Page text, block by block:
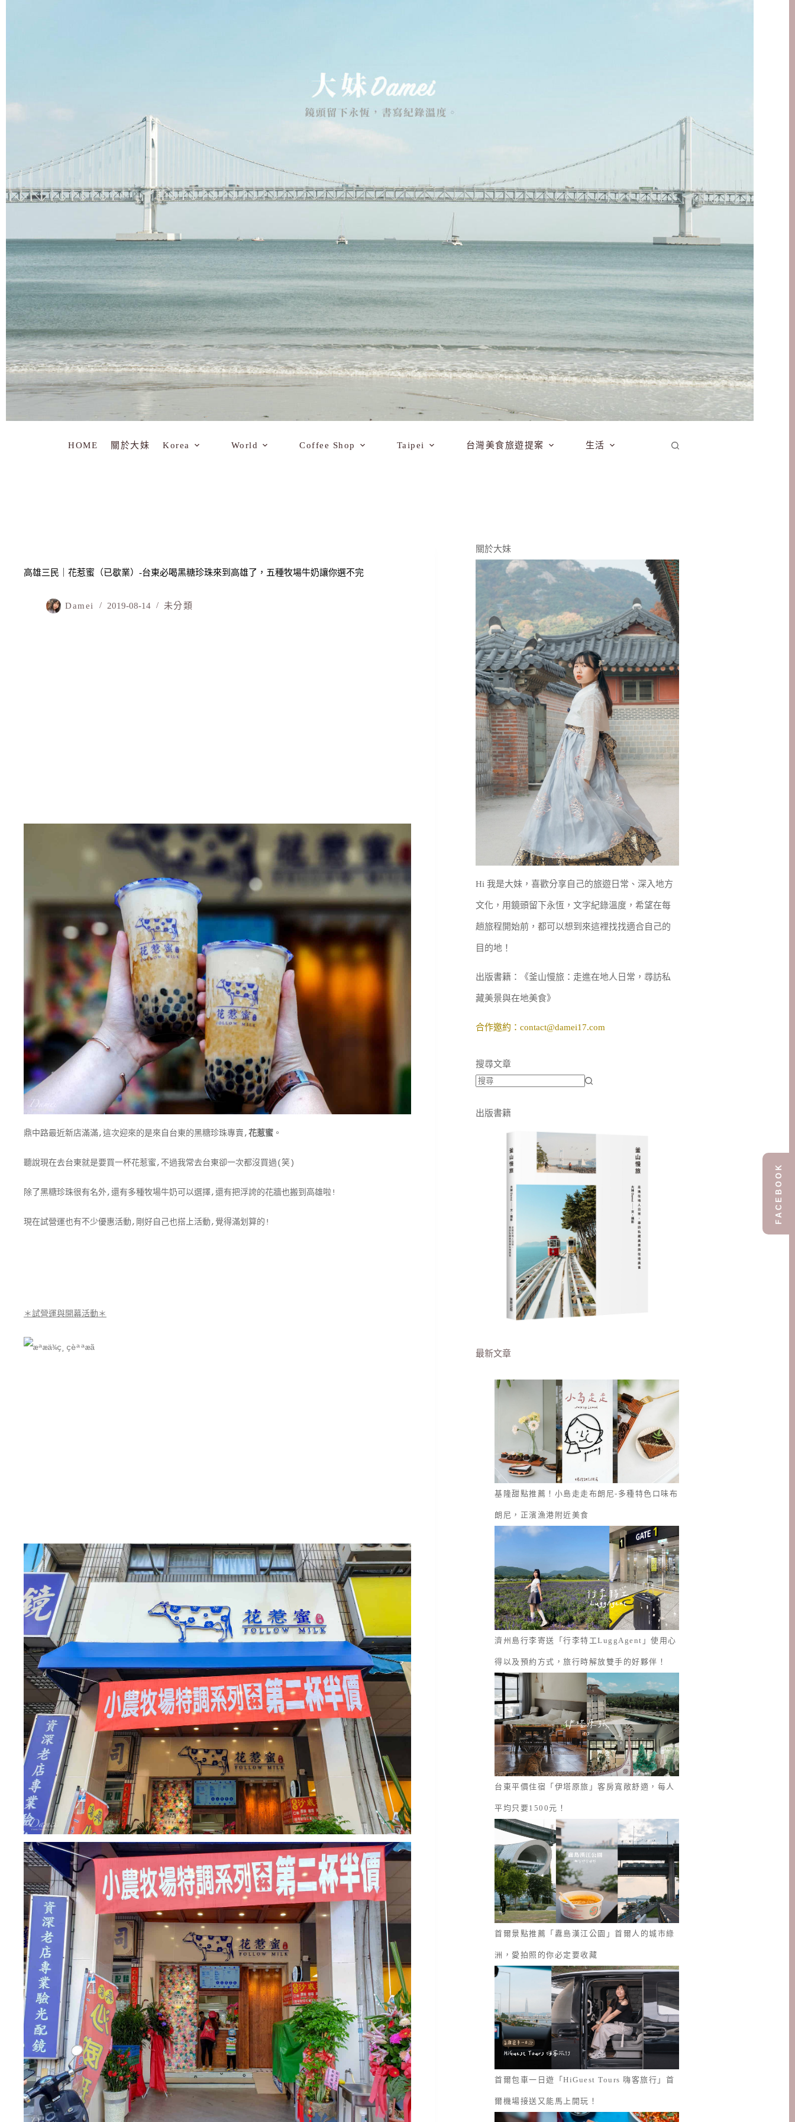
HOME 關於大妹 Korea World Coffee Shop Taipei 台灣美食旅遊提案 生活
高雄三民｜花惹蜜（已歇業）-台東必喝黑糖珍珠來到高雄了，五種牧場牛奶讓你選不完
Damei 2019-08-14 未分類
鼎中路最近新店滿滿,這次迎來的是來自台東的黑糖珍珠專賣,花惹蜜 。
聽說現在去台東就是要買一杯花惹蜜,不過我常去台東卻一次都沒買過(笑)
除了黑糖珍珠很有名外,還有多種牧場牛奶可以選擇,還有把浮誇的花牆也搬到高雄啦!
現在試營運也有不少優惠活動,剛好自己也搭上活動,覺得滿划算的!
＊試營運與開幕活動＊
關於大妹
Hi 我是大妹，喜歡分享自己的旅遊日常、深入地方
文化，用鏡頭留下永恆，文字紀錄溫度，希望在每
趟旅程開始前，都可以想到來這裡找找適合自己的
目的地！
出版書籍：《釜山慢旅：走進在地人日常，尋訪私
藏美景與在地美食》
合作邀約： contact@damei17.com
搜尋文章
出版書籍
最新文章
基隆甜點推薦！小島走走布朗尼-多種特色口味布
朗尼，正濱漁港附近美食
濟州島行李寄送「行李特工LuggAgent」使用心
得以及預約方式，旅行時解放雙手的好夥伴！
台東平價住宿「伊塔原旅」客房寬敞舒適，每人
平均只要1500元！
首爾景點推薦「纛島漢江公園」首爾人的城市綠
洲，愛拍照的你必定要收藏
首爾包車一日遊「HiGuest Tours 嗨客旅行」首
爾機場接送又能馬上開玩！
FACEBOOK